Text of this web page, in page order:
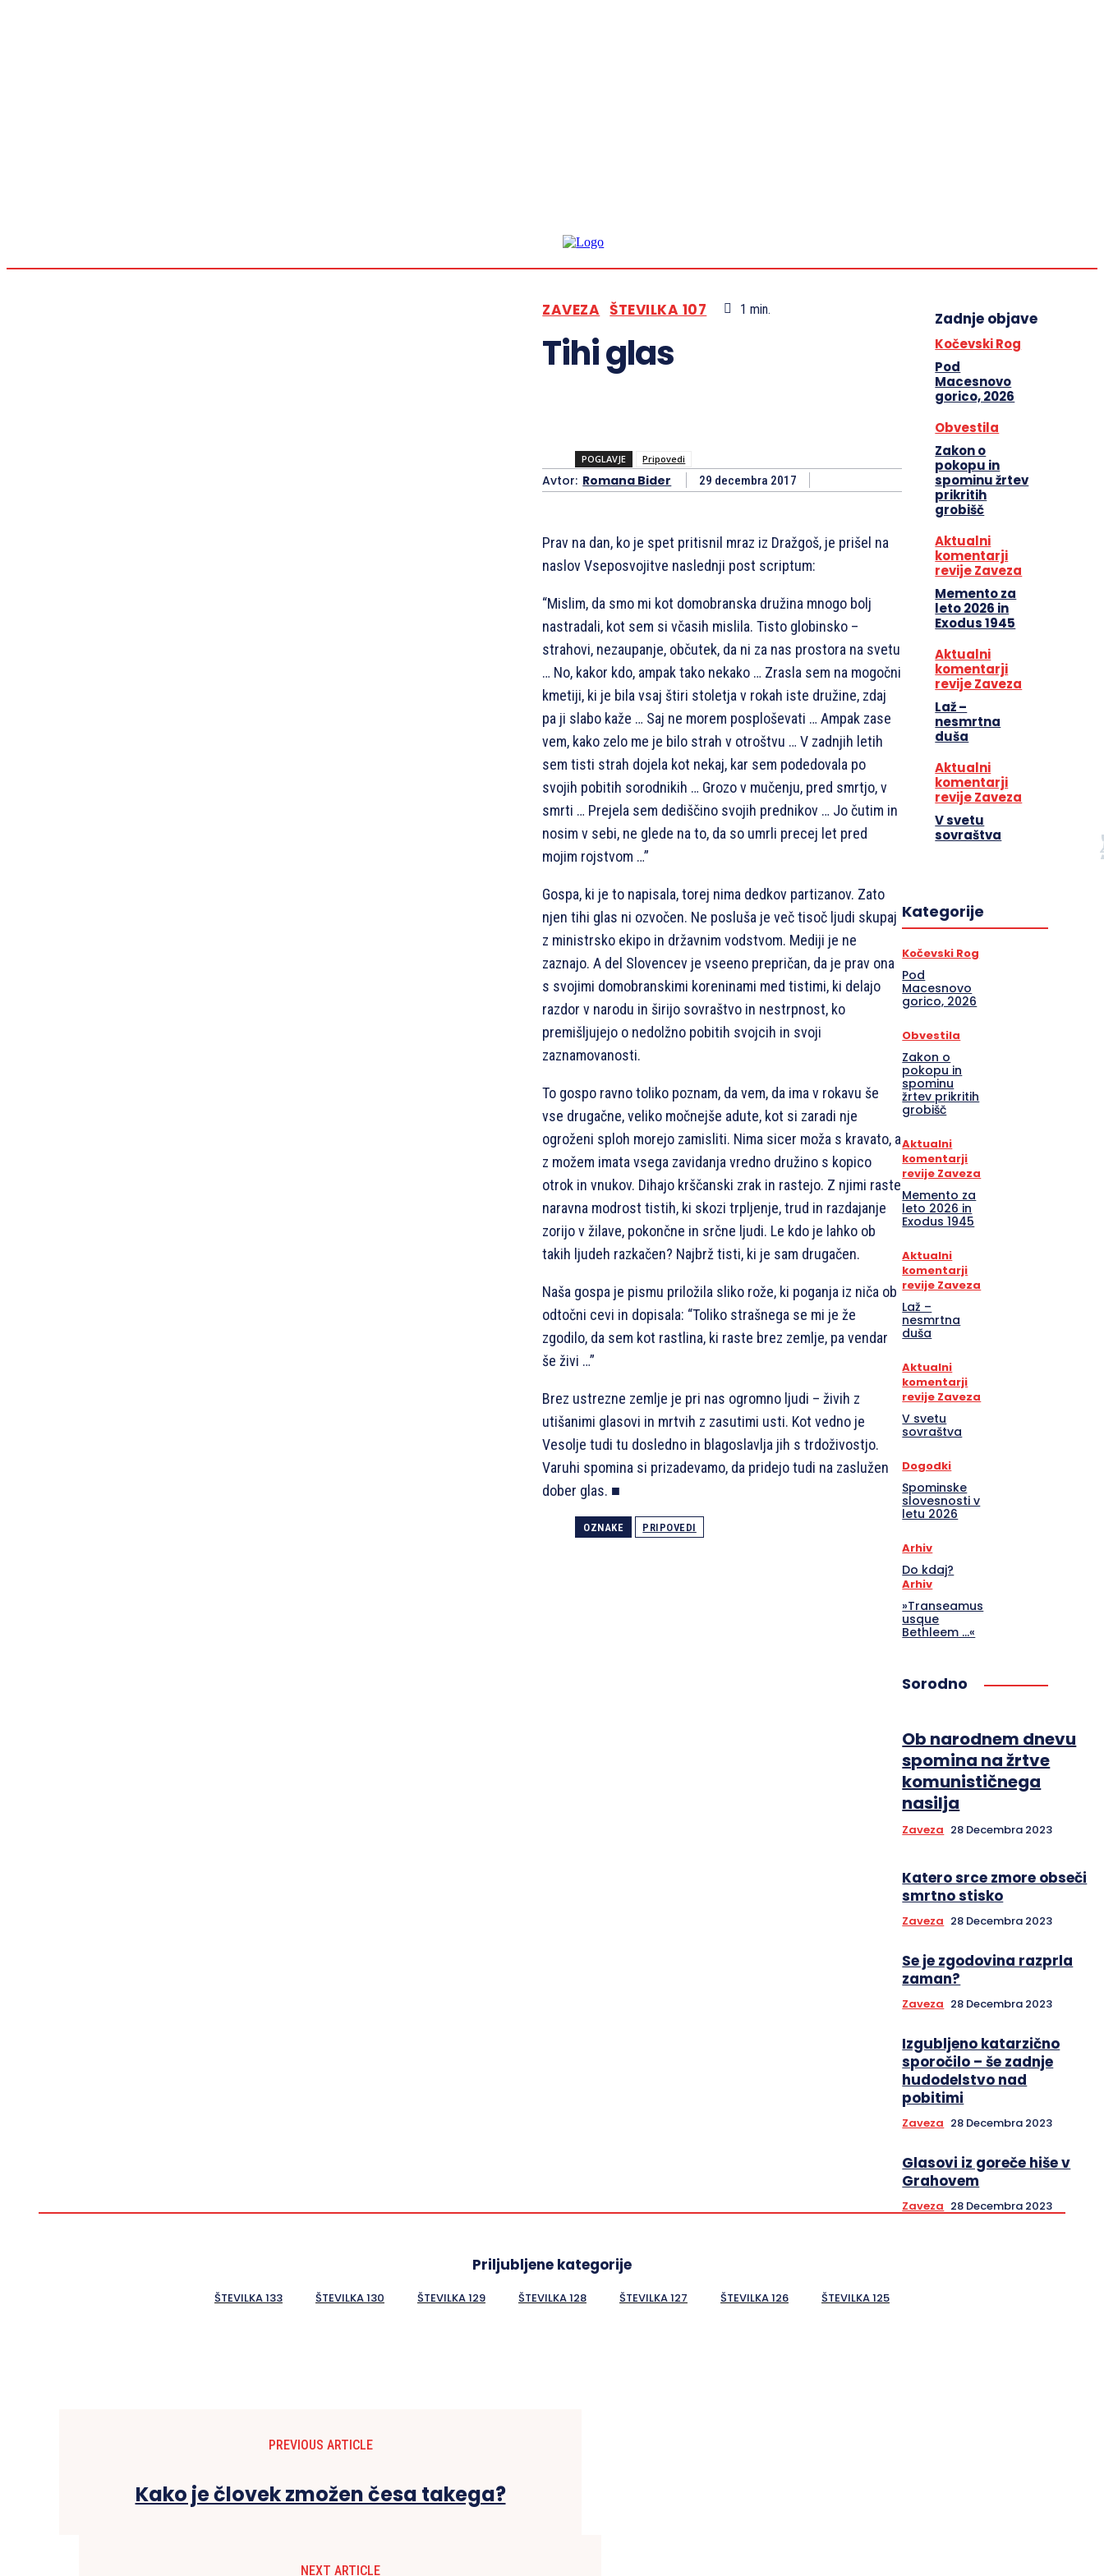
ZAVEZA ŠTEVILKA 107 1 min.
Tihi glas
POGLAVJE Pripovedi
Avtor: Romana Bider 29 decembra 2017
Prav na dan, ko je spet pritisnil mraz iz Dražgoš, je prišel na
naslov Vseposvojitve naslednji post scriptum:
“Mislim, da smo mi kot domobranska družina mnogo bolj
nastradali, kot sem si včasih mislila. Tisto globinsko –
strahovi, nezaupanje, občutek, da ni za nas prostora na svetu
… No, kakor kdo, ampak tako nekako … Zrasla sem na mogočni
kmetiji, ki je bila vsaj štiri stoletja v rokah iste družine, zdaj
pa ji slabo kaže … Saj ne morem posploševati … Ampak zase
vem, kako zelo me je bilo strah v otroštvu … V zadnjih letih
sem tisti strah dojela kot nekaj, kar sem podedovala po
svojih pobitih sorodnikih … Grozo v mučenju, pred smrtjo, v
smrti … Prejela sem dediščino svojih prednikov … Jo čutim in
nosim v sebi, ne glede na to, da so umrli precej let pred
mojim rojstvom …”
Gospa, ki je to napisala, torej nima dedkov partizanov. Zato
njen tihi glas ni ozvočen. Ne posluša je več tisoč ljudi skupaj
z ministrsko ekipo in državnim vodstvom. Mediji je ne
zaznajo. A del Slovencev je vseeno prepričan, da je prav ona
s svojimi domobranskimi koreninami med tistimi, ki delajo
razdor v narodu in širijo sovraštvo in nestrpnost, ko
premišljujejo o nedolžno pobitih svojcih in svoji
zaznamovanosti.
To gospo ravno toliko poznam, da vem, da ima v rokavu še
vse drugačne, veliko močnejše adute, kot si zaradi nje
ogroženi sploh morejo zamisliti. Nima sicer moža s kravato, a
z možem imata vsega zavidanja vredno družino s kopico
otrok in vnukov. Dihajo krščanski zrak in rastejo. Z njimi raste
naravna modrost tistih, ki skozi trpljenje, trud in razdajanje
zorijo v žilave, pokončne in srčne ljudi. Le kdo je lahko ob
takih ljudeh razkačen? Najbrž tisti, ki je sam drugačen.
Naša gospa je pismu priložila sliko rože, ki poganja iz niča ob
odtočni cevi in dopisala: “Toliko strašnega se mi je že
zgodilo, da sem kot rastlina, ki raste brez zemlje, pa vendar
še živi …”
Brez ustrezne zemlje je pri nas ogromno ljudi – živih z
utišanimi glasovi in mrtvih z zasutimi usti. Kot vedno je
Vesolje tudi tu dosledno in blagoslavlja jih s trdoživostjo.
Varuhi spomina si prizadevamo, da pridejo tudi na zaslužen
dober glas. ■
OZNAKE PRIPOVEDI
Zadnje objave
Kočevski Rog
Pod
Macesnovo
gorico, 2026
Obvestila
Zakon o
pokopu in
spominu žrtev
prikritih
grobišč
Aktualni
komentarji
revije Zaveza
Memento za
leto 2026 in
Exodus 1945
Aktualni
komentarji
revije Zaveza
Laž –
nesmrtna
duša
Aktualni
komentarji
revije Zaveza
V svetu
sovraštva
Kategorije
Kočevski Rog
Pod
Macesnovo
gorico, 2026
Obvestila
Zakon o
pokopu in
spominu
žrtev prikritih
grobišč
Aktualni
komentarji
revije Zaveza
Memento za
leto 2026 in
Exodus 1945
Aktualni
komentarji
revije Zaveza
Laž –
nesmrtna
duša
Aktualni
komentarji
revije Zaveza
V svetu
sovraštva
Dogodki
Spominske
slovesnosti v
letu 2026
Arhiv
Do kdaj?
Arhiv
»Transeamus
usque
Bethleem …«
Sorodno
Ob narodnem dnevu
spomina na žrtve
komunističnega
nasilja
Zaveza 28 Decembra 2023
Katero srce zmore obseči
smrtno stisko
Zaveza 28 Decembra 2023
Se je zgodovina razprla
zaman?
Zaveza 28 Decembra 2023
Izgubljeno katarzično
sporočilo – še zadnje
hudodelstvo nad
pobitimi
Zaveza 28 Decembra 2023
Glasovi iz goreče hiše v
Grahovem
Zaveza 28 Decembra 2023
Priljubljene kategorije
ŠTEVILKA 133 ŠTEVILKA 130 ŠTEVILKA 129 ŠTEVILKA 128 ŠTEVILKA 127 ŠTEVILKA 126 ŠTEVILKA 125
PREVIOUS ARTICLE
Kako je človek zmožen česa takega?
NEXT ARTICLE